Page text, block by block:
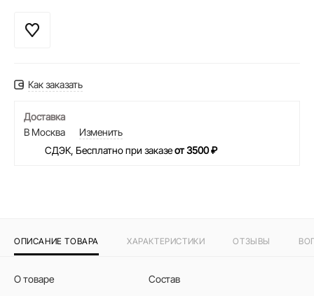
Как заказать
Доставка
В Москва
Изменить
СДЭК, Бесплатно при заказеот 3500 ₽
ОПИСАНИЕ ТОВАРА ХАРАКТЕРИСТИКИ ОТЗЫВЫ
О товаре Состав